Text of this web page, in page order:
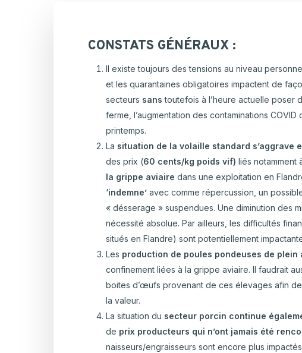
Porcs
Viande Bovine
CONSTATS GÉNÉRAUX :
Il existe toujours des tensions au niveau
et les quarantaines obligatoires impactent de
secteurs sanstoutefois à l’heure actuelle poser
ferme, l’augmentation des contaminations
printemps.
La situation de la volaille standard s’aggrave
des prix (60 cents/kg poids vif) liés notamment
la grippe aviaire dans une exploitation en
‘indemne’ avec comme répercussion, un
« désserage » suspendues. Une diminution des
nécessité absolue. Par ailleurs, les difficultés
situés en Flandre) sont potentiellement
Les production de poules pondeuses de plein
confinement liées à la grippe aviaire. Il faudrait
boites d’œufs provenant de ces élevages afin
la valeur.
La situation du secteur porcin continue
de prix producteurs qui n’ont jamais été
naisseurs/engraisseurs sont encore plus